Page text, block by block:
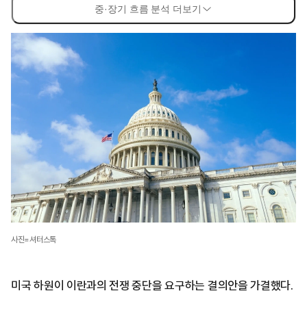
중·장기 흐름 분석 더보기
사진=셔터스톡
미국 하원이 이란과의 전쟁 중단을 요구하는 결의안을 가결했다.